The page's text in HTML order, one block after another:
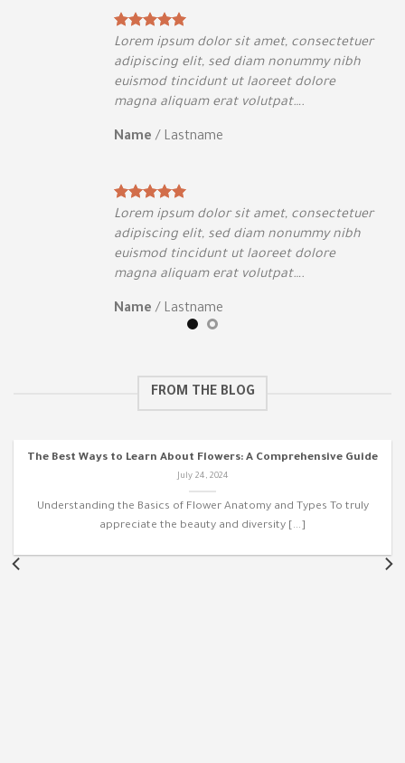
Lorem ipsum dolor sit amet, consectetuer
adipiscing elit, sed diam nonummy nibh
euismod tincidunt ut laoreet dolore
magna aliquam erat volutpat….
Name / Lastname
Lorem ipsum dolor sit amet, consectetuer
adipiscing elit, sed diam nonummy nibh
euismod tincidunt ut laoreet dolore
magna aliquam erat volutpat….
Name / Lastname
FROM THE BLOG
The Best Ways to Learn About Flowers: A Comprehensive Guide
July 24, 2024
Understanding the Basics of Flower Anatomy and Types To truly
appreciate the beauty and diversity [...]